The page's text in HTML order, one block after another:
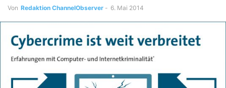
Von Redaktion ChannelObserver - 6. Mai 2014